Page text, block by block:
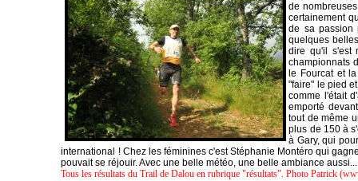
de
certainement
de sa passion
quelques
dire qu'il s'est
championnats
le Fourcat et
"faire" le pied
comme l'était
emporté
tout de même
plus de 150 à
à Gary, qui
international ! Chez les féminines c'est Stéphanie Montéro qui
pouvait se réjouir. Avec une belle météo, une belle ambiance
Tous les résultats du Trail de Dalou en rubrique "résultats". Photo Patrick